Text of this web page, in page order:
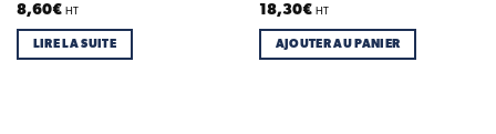
8,60€ HT
LIRE LA SUITE
18,30€ HT
AJOUTER AU PANIER